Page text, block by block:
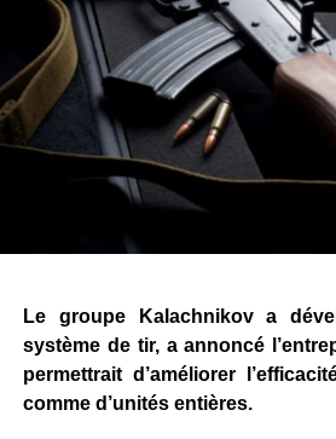
Le groupe Kalachnikov a
système de tir, a annoncé
permettrait d’améliorer
comme d’unités entières.